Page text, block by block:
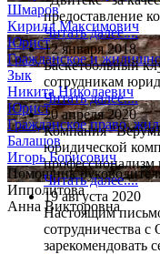
Шмаров
Кирилл Максимович
Юрист
Гражданское и
Зык
Никита Николаевич
Юрист
Гражданское право,
Балашов
Игорь Борисович
Помощник
Ипполитова
Анна Викторовна
предоставление
Читать далее....
12 января 2018
Баскетбольный
сотрудникам
Читать далее....
20 апреля 2020
Компания
юридической
профессионализм
Читать далее....
19 августа 2020
Настоящим
сотрудничества
зарекомендовать